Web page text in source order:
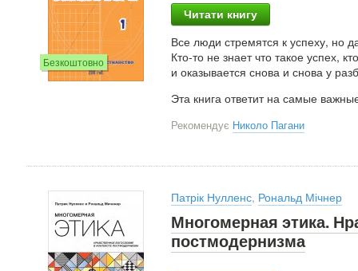
Безкоштовно
Читати книгу
Все люди стремятся к успеху, но
Кто-то не знает что такое успех,
и оказывается снова и снова у
Эта книга ответит на самые
Рекомендує Николо Пагани
Патрік Нулленс, Рональд Мічнер
Многомерная этика.
постмодернизма